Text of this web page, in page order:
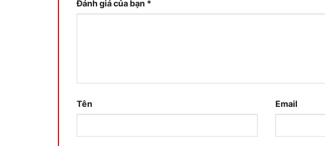
Đánh giá của bạn *
Tên Email